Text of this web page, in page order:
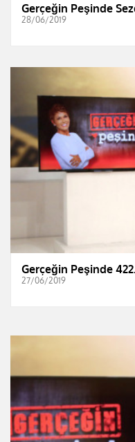
Gerçeğin Peşinde
28/06/2019
Gerçeğin Peşinde
27/06/2019